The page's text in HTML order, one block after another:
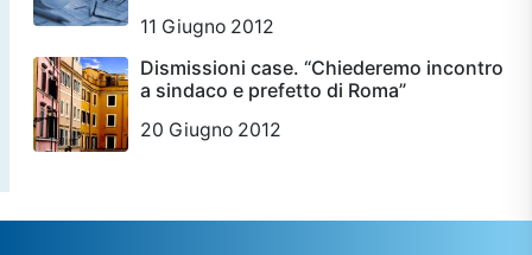
11 Giugno 2012
Dismissioni case. “Chiederemo incontro
a sindaco e prefetto di Roma”
20 Giugno 2012